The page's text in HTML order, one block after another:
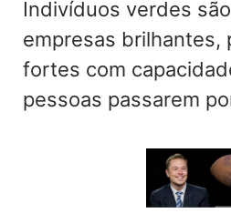
Indivíduos verdes
empresas brilhantes,
fortes com
pessoas passarem